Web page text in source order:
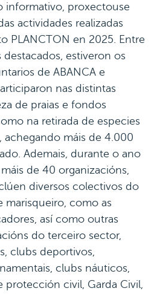
informativo, proxectouse
actividades realizadas
PLANCTON en 2025. Entre
destacados, estiveron os
de ABANCA e
nas distintas
de praias e fondos
na retirada de especies
achegando máis de 4.000
Ademais, durante o ano
de 40 organizacións,
diversos colectivos do
marisqueiro, como as
así como outras
do terceiro sector,
clubs deportivos,
clubs náuticos,
protección civil, Garda Civil,